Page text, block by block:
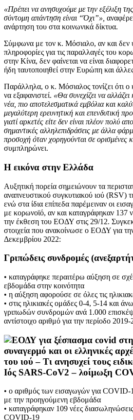
«Πρέπει να ανησυχούμε με την εξέλιξη
σύντομη απάντηση είναι “Όχι”»,
ανάρτηση του στα κοινωνικά δίκτυα.
Σύμφωνα με τον κ. Μόσιαλο, αν και δεν
πληροφορίες για τις παραλλαγές του
στην Κίνα, δεν φαίνεται να είναι
ήδη ταυτοποιηθεί στην Ευρώπη και
Παράλληλα, ο κ. Μόσιαλος τονίζει ότι ο
να εξαφανιστεί. «Θα συνεχίζει να αλλάζει
νέα, πιο αποτελεσματικά εμβόλια και
μεγαλύτερη ερευνητική και επενδυτική
γιατί αρκετές είτε δεν είναι πλέον πολύ
σημαντικές αλληλεπιδράσεις με άλλα
προσοχή όταν χορηγούνται σε ορισμένες
συμπληρώνει.
Η εικόνα στην Ελλάδα
Αυξητική πορεία σημειώνουν τα
αναπνευστικού συγκυτιακού ιού (RSV)
ενώ στα ίδια επίπεδα παρέμειναν οι
με κορωνοϊό, αν και καταγράφηκαν 137
την έκθεση του ΕΟΔΥ στις 29/12.
στοιχεία που ανακοίνωσε ο ΕΟΔΥ για
Δεκεμβρίου 2022:
Γριπώδεις συνδρομές
• καταγράφηκε περαιτέρω αύξηση σε
εβδομάδα στην κοινότητα
• η αύξηση αφορούσε σε όλες τις
• στις ηλικιακές ομάδες 0-4, 5-14 και
γριπωδών συνδρομών ανά 1.000
αντίστοιχο αριθμό για την περίοδο
Ιός SARS-CoV2 – λοίμωξη
• ο αριθμός των εισαγωγών για COVID-
με την προηγούμενη εβδομάδα
• καταγράφηκαν 109 νέες
COVID-19